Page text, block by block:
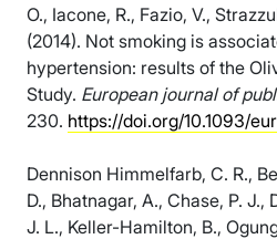
O., Iacone, R., Fazio, V.,
(2014). Not smoking is
hypertension: results of the
Study. European journal of
230. https://doi.org/10.1093/
Dennison Himmelfarb, C. R.,
D., Bhatnagar, A., Chase, P. J.,
J. L., Keller-Hamilton, B.,